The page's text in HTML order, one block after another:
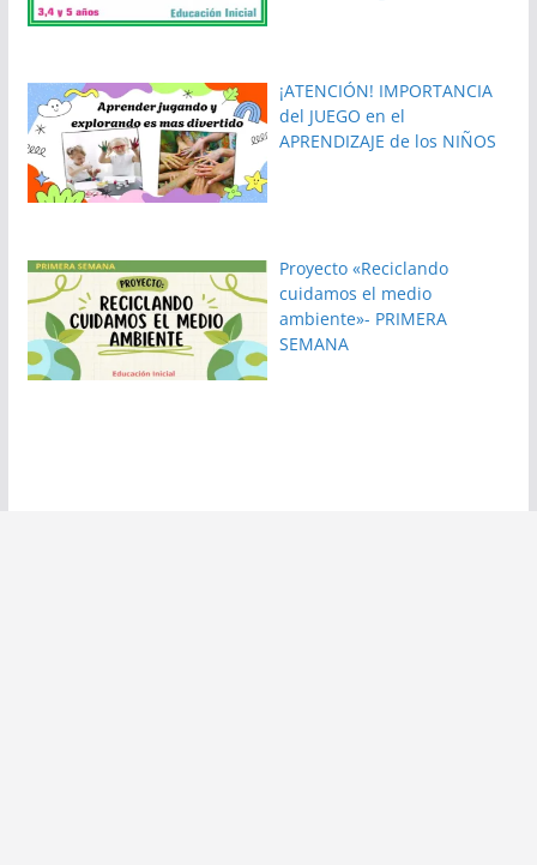
¡ATENCIÓN! IMPORTANCIA
del JUEGO en el
APRENDIZAJE de los NIÑOS
Proyecto «Reciclando
cuidamos el medio
ambiente»- PRIMERA
SEMANA